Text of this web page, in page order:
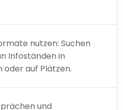
nutzen: Suchen
Infoständen in
oder auf Plätzen.
und